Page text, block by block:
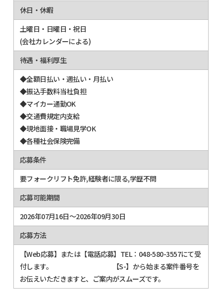
休日・休暇
土曜日・日曜日・祝日
(会社カレンダーによる)
待遇・福利厚生
◆全額日払い・週払い・月払い
◆振込手数料当社負担
◆マイカー通勤OK
◆交通費規定内支給
◆現地面接・職場見学OK
◆各種社会保険完備
応募条件
要フォークリフト免許,経験者に限る,学歴不問
応募可能期間
2026年07月16日～2026年09月30日
応募方法
【Web応募】または【電話応募】TEL：048-580-3557にて受
付します。 【S-】から始まる案件番号を
お伝えいただきますと、ご案内がスムーズです。